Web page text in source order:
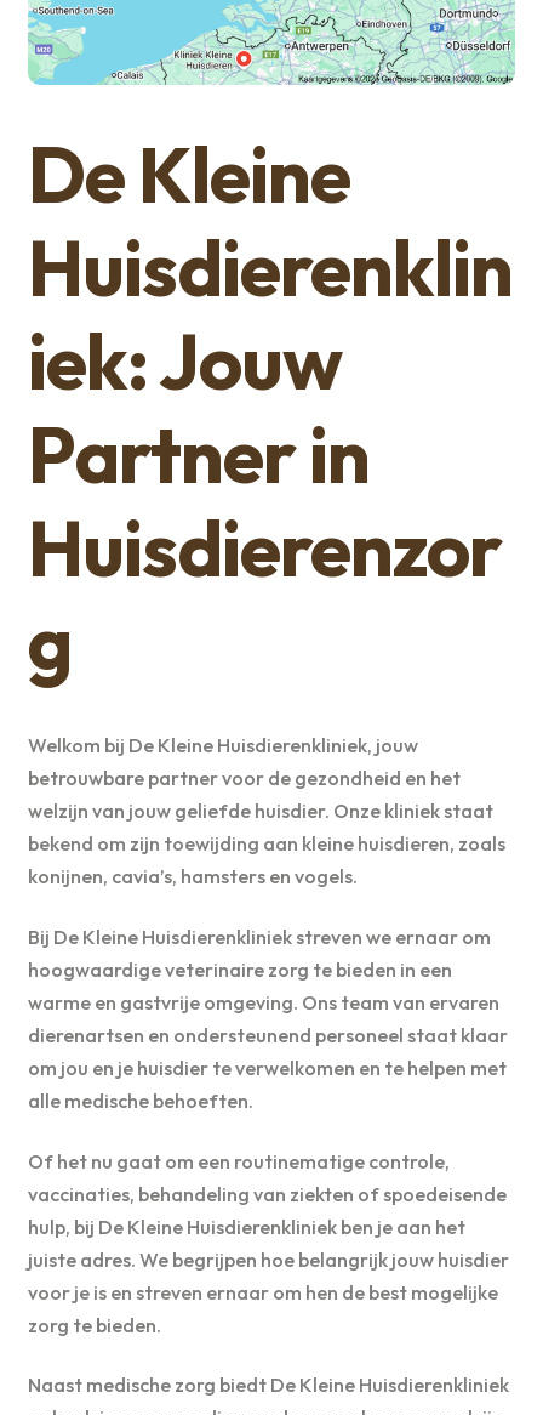
De Kleine
Huisdierenklin
iek: Jouw
Partner in
Huisdierenzor
g
Welkom bij De Kleine Huisdierenkliniek, jouw
betrouwbare partner voor de gezondheid en het
welzijn van jouw geliefde huisdier. Onze kliniek staat
bekend om zijn toewijding aan kleine huisdieren, zoals
konijnen, cavia’s, hamsters en vogels.
Bij De Kleine Huisdierenkliniek streven we ernaar om
hoogwaardige veterinaire zorg te bieden in een
warme en gastvrije omgeving. Ons team van ervaren
dierenartsen en ondersteunend personeel staat klaar
om jou en je huisdier te verwelkomen en te helpen met
alle medische behoeften.
Of het nu gaat om een routinematige controle,
vaccinaties, behandeling van ziekten of spoedeisende
hulp, bij De Kleine Huisdierenkliniek ben je aan het
juiste adres. We begrijpen hoe belangrijk jouw huisdier
voor je is en streven ernaar om hen de best mogelijke
zorg te bieden.
Naast medische zorg biedt De Kleine Huisdierenkliniek